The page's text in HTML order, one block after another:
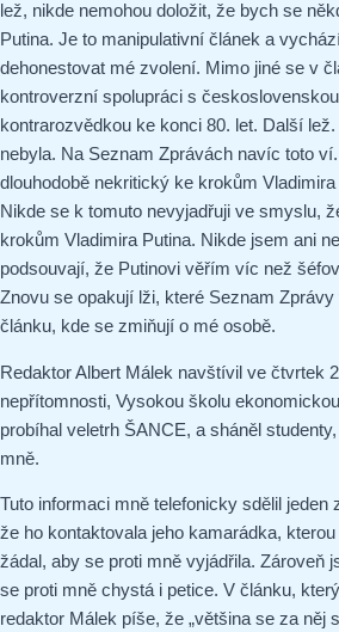
lež, nikde nemohou doložit, že bych se
Putina. Je to manipulativní článek a
dehonestovat mé zvolení. Mimo jiné se v
kontroverzní spolupráci s
kontrarozvědkou ke konci 80. let. Další
nebyla. Na Seznam Zprávách navíc toto
dlouhodobě nekritický ke krokům Vladimira
Nikde se k tomuto nevyjadřuji ve smyslu,
krokům Vladimira Putina. Nikde jsem ani
podsouvají, že Putinovi věřím víc než
Znovu se opakují lži, které Seznam
článku, kde se zmiňují o mé osobě.
Redaktor Albert Málek navštívil ve čtvrtek
nepřítomnosti, Vysokou školu
probíhal veletrh ŠANCE, a sháněl
mně.
Tuto informaci mně telefonicky sdělil jeden
že ho kontaktovala jeho kamarádka,
žádal, aby se proti mně vyjádřila. Zároveň
se proti mně chystá i petice. V článku,
redaktor Málek píše, že „většina se za něj